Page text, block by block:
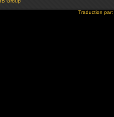
Traduction par: